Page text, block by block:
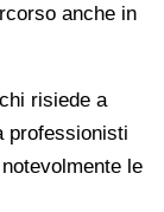
anche in
risiede a
professionisti
le